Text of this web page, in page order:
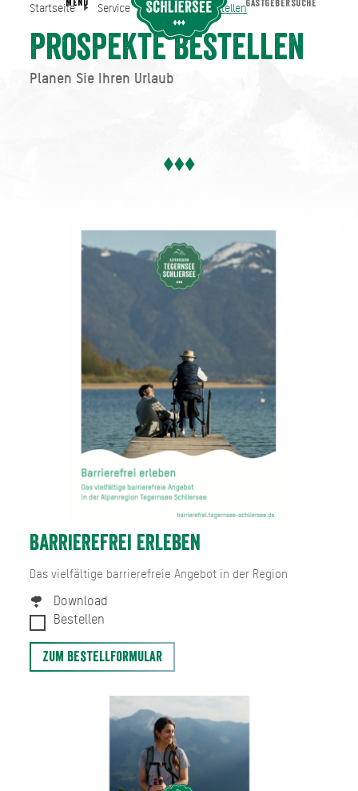
Startseite Service Prospekte bestellen
Prospekte bestellen
Planen Sie Ihren Urlaub
BARRIEREFREI ERLEBEN
Das vielfältige barrierefreie Angebot in der Region
Download
Bestellen
Zum Bestellformular
Startseite Service Prospekte bestellen
MENU GASTGEBERSUCHE